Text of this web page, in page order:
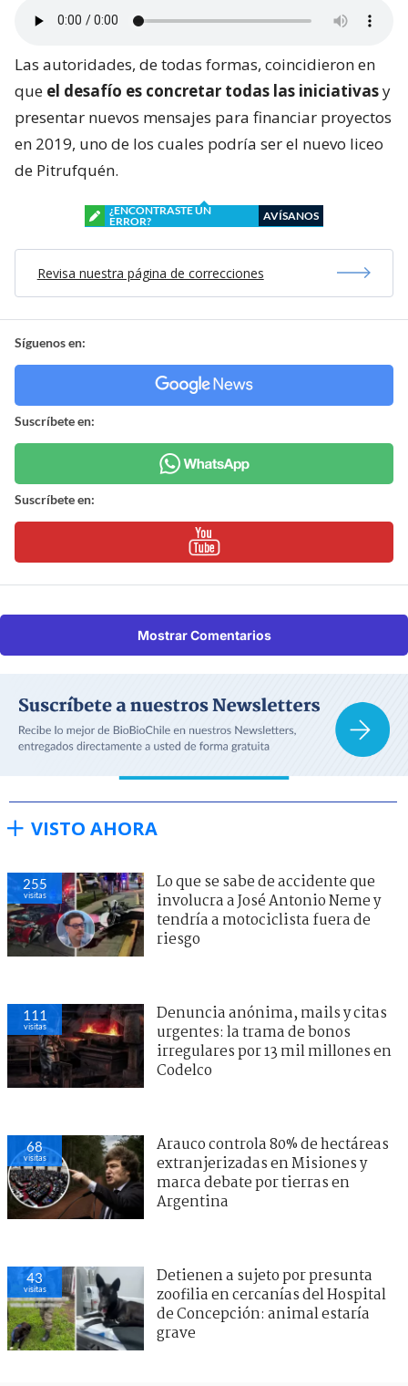
Las autoridades, de todas formas, coincidieron en
que el desafío es concretar todas las iniciativasy
presentar nuevos mensajes para financiar proyectos
en 2019, uno de los cuales podría ser el nuevo liceo
de Pitrufquén.
¿ENCONTRASTE UN
ERROR?
AVÍSANOS
Revisa nuestra página de correcciones
Síguenos en:
Suscríbete en:
Suscríbete en:
Mostrar Comentarios
VISTO AHORA
255
visitas
Lo que se sabe de accidente que
involucra a José Antonio Neme y
tendría a motociclista fuera de
riesgo
111
visitas
Denuncia anónima, mails y citas
urgentes: la trama de bonos
irregulares por 13 mil millones en
Codelco
68
visitas
Arauco controla 80% de hectáreas
extranjerizadas en Misiones y
marca debate por tierras en
Argentina
43
visitas
Detienen a sujeto por presunta
zoofilia en cercanías del Hospital
de Concepción: animal estaría
grave